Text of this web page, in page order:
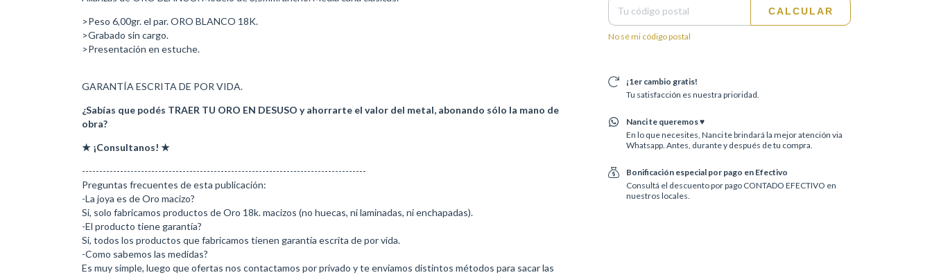
>Peso 6,00gr. el par. ORO BLANCO 18K.
>Grabado sin cargo.
>Presentación en estuche.
GARANTÍA ESCRITA DE POR VIDA.
¿Sabías que podés TRAER TU ORO EN DESUSO y ahorrarte el valor del metal, abonando sólo la mano de
obra?
★ ¡Consultanos! ★
----------------------------------------------------------------------------------
Preguntas frecuentes de esta publicación:
-La joya es de Oro macizo?
Si, solo fabricamos productos de Oro 18k. macizos (no huecas, ni laminadas, ni enchapadas).
-El producto tiene garantía?
Si, todos los productos que fabricamos tienen garantía escrita de por vida.
-Como sabemos las medidas?
Es muy simple, luego que ofertas nos contactamos por privado y te enviamos distintos métodos para sacar las
CALCULAR
No sé mi código postal
¡1er cambio gratis!
Tu satisfacción es nuestra prioridad.
Nanci te queremos ♥
En lo que necesites, Nanci te brindará la mejor atención via
Whatsapp. Antes, durante y después de tu compra.
Bonificación especial por pago en Efectivo
Consultá el descuento por pago CONTADO EFECTIVO en
nuestros locales.